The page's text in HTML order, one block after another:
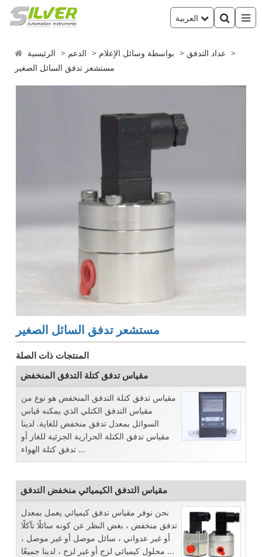
الرئيسية الدعم بواسطة وسائل الإعلام
عداد التدفق
مستشعر تدفق السائل الصغير
مستشعر تدفق السائل الصغير
المنتجات ذات الصلة
مقياس تدفق كتلة التدفق المنخفض
مقياس تدفق كتلة التدفق المنخفض هو نوع من
مقياس التدفق الكتلي الذي يمكنه قياس
السوائل بمعدل تدفق منخفض للغاية. لدينا
مقياس تدفق الكتلة الحرارية الجزئية للغاز أو
تدفق كتلة الهواء ...
مقياس التدفق الكيميائي منخفض التدفق
نحن نوفر مقياس تدفق كيميائي يعمل بمعدل
تدفق منخفض ، بغض النظر عن كونه سائلًا تآكلًا
أو غير عدواني ، سائل موصل أو غير موصل ،
محلول كيميائي لزج أو غير لزج ، لدينا جميعًا ...